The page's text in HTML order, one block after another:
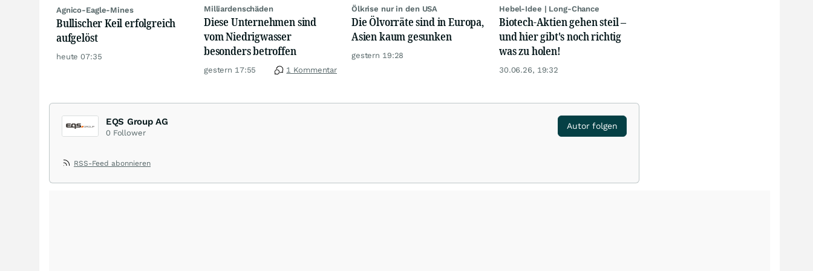
Agnico-Eagle-Mines
Bullischer Keil erfolgreich
aufgelöst
heute 07:35
Milliardenschäden
Diese Unternehmen sind
vom Niedrigwasser
besonders betroffen
gestern 17:55 1 Kommentar
Ölkrise nur in den USA
Die Ölvorräte sind in Europa,
Asien kaum gesunken
gestern 19:28
Hebel-Idee | Long-Chance
Biotech-Aktien gehen steil –
und hier gibt's noch richtig
was zu holen!
30.06.26, 19:32
EQS Group AG
0 Follower
Autor folgen
RSS-Feed abonnieren